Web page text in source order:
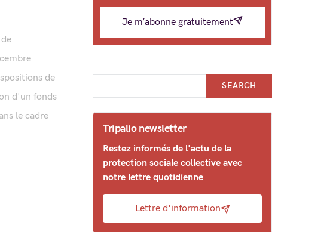
de
d'un fonds
le cadre
Je m’abonne gratuitement
SEARCH
Tripalio newsletter
Restez informés de l'actu de la
protection sociale collective avec
notre lettre quotidienne
Lettre d'information